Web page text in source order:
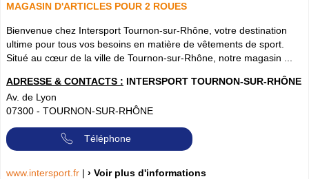
MAGASIN D'ARTICLES POUR 2 ROUES
Bienvenue chez Intersport Tournon-sur-Rhône, votre destination
ultime pour tous vos besoins en matière de vêtements de sport.
Situé au cœur de la ville de Tournon-sur-Rhône, notre magasin ...
ADRESSE & CONTACTS : INTERSPORT TOURNON-SUR-RHÔNE
Av. de Lyon
07300 - TOURNON-SUR-RHÔNE
Téléphone
www.intersport.fr | › Voir plus d'informations